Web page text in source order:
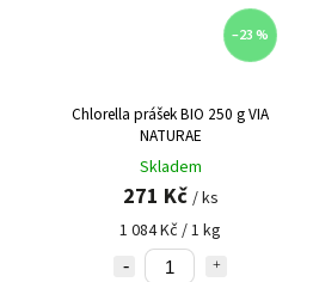
–23 %
Chlorella prášek BIO 250 g VIA
NATURAE
Skladem
271 Kč / ks
1 084 Kč / 1 kg